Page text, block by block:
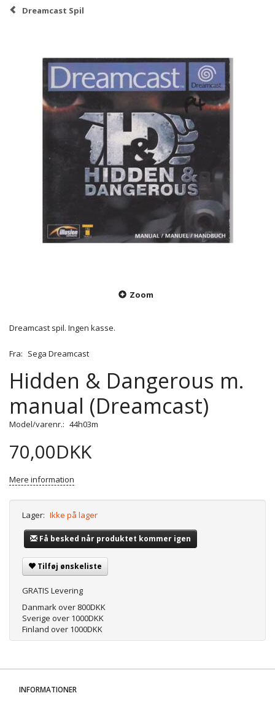
Dreamcast Spil
Zoom
Dreamcast spil. Ingen kasse.
Fra: Sega Dreamcast
Hidden & Dangerous m.
manual (Dreamcast)
Model/varenr.: 44h03m
70,00DKK
Mere information
Lager: Ikke på lager
Få besked når produktet kommer igen
Tilføj ønskeliste
GRATIS Levering
Danmark over 800DKK
Sverige over 1000DKK
Finland over 1000DKK
INFORMATIONER